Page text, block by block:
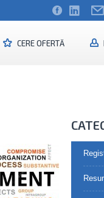
CERE OFERTĂ